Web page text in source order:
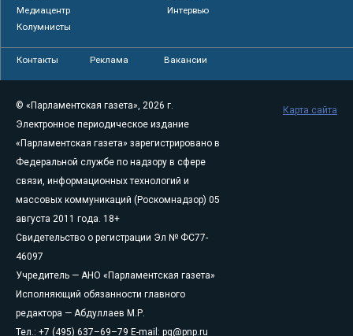
Медиацентр
Интервью
Колумнисты
Контакты Реклама Вакансии
© «Парламентская газета», 2026 г.
Электронное периодическое издание
«Парламентская газета» зарегистрировано в
Федеральной службе по надзору в сфере
связи, информационных технологий и
массовых коммуникаций (Роскомнадзор) 05
августа 2011 года. 18+
Свидетельство о регистрации Эл № ФС77-
46097
Учредитель — АНО «Парламентская газета»
Исполняющий обязанности главного
редактора — Абдуллаев М.Р.
Тел.: +7 (495) 637–69–79 E-mail: pg@pnp.ru
Карта сайта